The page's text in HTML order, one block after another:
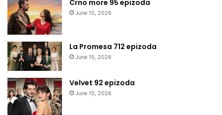
Crno more 95 epizoda
June 15, 2026
La Promesa 712 epizoda
June 15, 2026
Velvet 92 epizoda
June 15, 2026